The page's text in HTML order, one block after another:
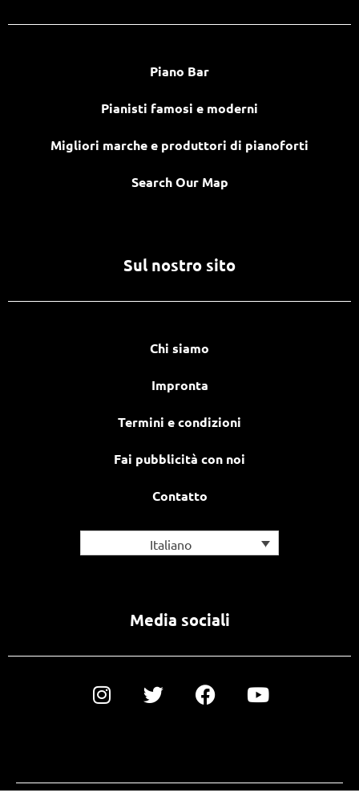
Piano Bar
Pianisti famosi e moderni
Migliori marche e produttori di pianoforti
Search Our Map
Sul nostro sito
Chi siamo
Impronta
Termini e condizioni
Fai pubblicità con noi
Contatto
Italiano
Media sociali